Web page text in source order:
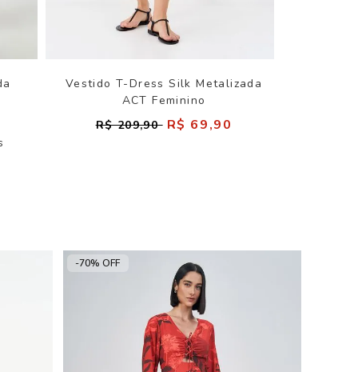
Vestido T-Dress Silk Metalizada
ACT Feminino
R$ 209,90 R$ 69,90
-70% OFF